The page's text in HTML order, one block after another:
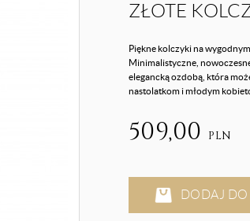
ZŁOTE
Piękne kolczyki na
Minimalistyczne,
elegancką ozdobą, która
nastolatkom i młodym
509,00 PLN
DODAJ